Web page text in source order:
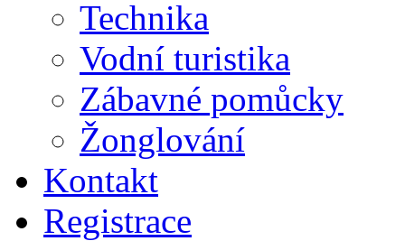
Technika
Vodní turistika
Zábavné pomůcky
Žonglování
Kontakt
Registrace